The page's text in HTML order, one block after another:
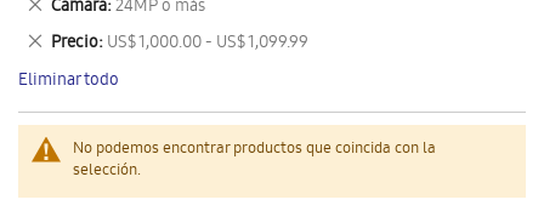
No podemos encontrar productos que coincida con la
selección.
artículo
Camara 24MP o más
Eliminar
este
artículo
Precio US$ 1,000.00 - US$ 1,099.99
Eliminar
este
artículo
Eliminar todo